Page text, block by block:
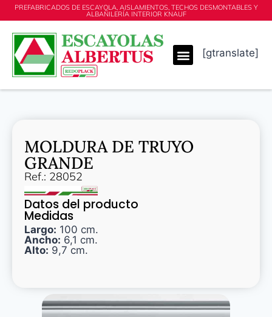
PREFABRICADOS DE ESCAYOLA, AISLAMIENTOS, TECHOS DESMONTABLES Y
ALBAÑILERÍA INTERIOR KNAUF
[gtranslate]
MOLDURA DE TRUYO
GRANDE
Ref.: 28052
Datos del producto
Medidas
Largo: 100 cm.
Ancho: 6,1 cm.
Alto: 9,7 cm.